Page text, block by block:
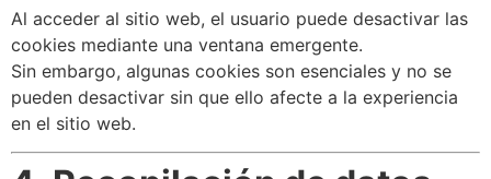
Al acceder al sitio web, el usuario puede desactivar las
cookies mediante una ventana emergente.
Sin embargo, algunas cookies son esenciales y no se
pueden desactivar sin que ello afecte a la experiencia
en el sitio web.